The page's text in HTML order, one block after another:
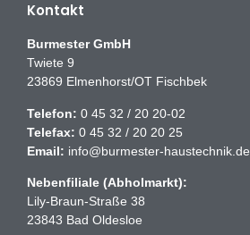
Kontakt
Burmester GmbH
Twiete 9
23869 Elmenhorst/OT Fischbek
Telefon: 0 45 32 / 20 20-02
Telefax: 0 45 32 / 20 20 25
Email: info@burmester-haustechnik.de
Nebenfiliale (Abholmarkt):
Lily-Braun-Straße 38
23843 Bad Oldesloe